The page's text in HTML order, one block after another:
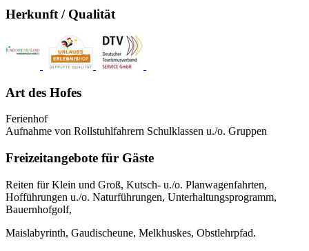
Herkunft / Qualität
Art des Hofes
Ferienhof
Aufnahme von Rollstuhlfahrern Schulklassen u./o. Gruppen
Freizeitangebote für Gäste
Reiten für Klein und Groß, Kutsch- u./o. Planwagenfahrten,
Hofführungen u./o. Naturführungen, Unterhaltungsprogramm,
Bauernhofgolf,
Maislabyrinth, Gaudischeune, Melkhuskes, Obstlehrpfad.